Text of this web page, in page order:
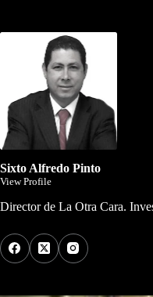
Sixto Alfredo Pinto
View Profile
Director de La Otra Cara.